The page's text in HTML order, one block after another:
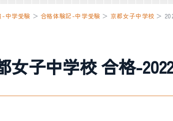
-中学受験 ＞ 合格体験記-中学受験 ＞ 京都女子中学校 ＞
女子中学校 合格-